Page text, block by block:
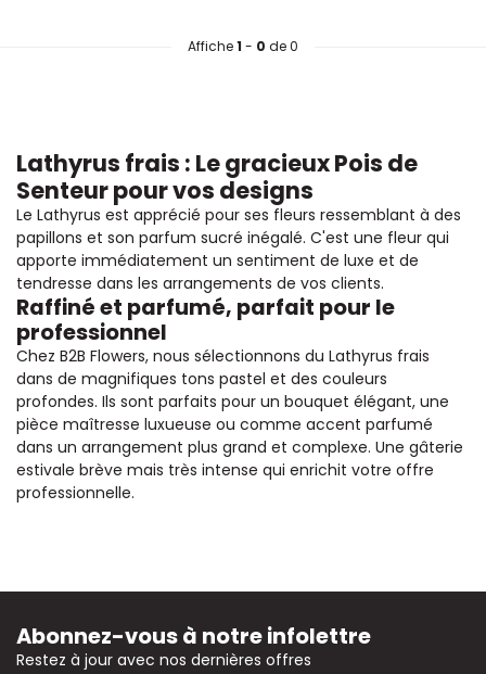
Affiche1 - 0 de 0
Lathyrus frais : Le gracieux Pois de
Senteur pour vos designs
Le Lathyrus est apprécié pour ses fleurs ressemblant à des
papillons et son parfum sucré inégalé. C'est une fleur qui
apporte immédiatement un sentiment de luxe et de
tendresse dans les arrangements de vos clients.
Raffiné et parfumé, parfait pour le
professionnel
Chez B2B Flowers, nous sélectionnons du Lathyrus frais
dans de magnifiques tons pastel et des couleurs
profondes. Ils sont parfaits pour un bouquet élégant, une
pièce maîtresse luxueuse ou comme accent parfumé
dans un arrangement plus grand et complexe. Une gâterie
estivale brève mais très intense qui enrichit votre offre
professionnelle.
Abonnez-vous à notre infolettre
Restez à jour avec nos dernières offres